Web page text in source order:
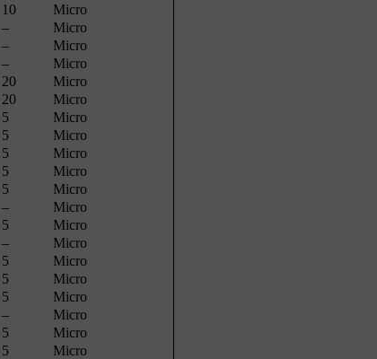
10
Micro
–
Micro
–
Micro
–
Micro
20
Micro
20
Micro
5
Micro
5
Micro
5
Micro
5
Micro
5
Micro
–
Micro
5
Micro
–
Micro
5
Micro
5
Micro
5
Micro
–
Micro
5
Micro
5
Micro